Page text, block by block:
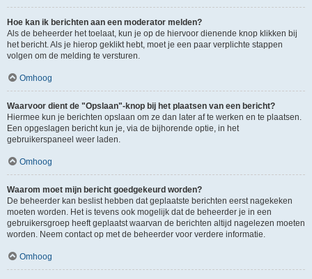
Hoe kan ik berichten aan een moderator melden?
Als de beheerder het toelaat, kun je op de hiervoor dienende knop klikken bij
het bericht. Als je hierop geklikt hebt, moet je een paar verplichte stappen
volgen om de melding te versturen.
Omhoog
Waarvoor dient de "Opslaan"-knop bij het plaatsen van een bericht?
Hiermee kun je berichten opslaan om ze dan later af te werken en te plaatsen.
Een opgeslagen bericht kun je, via de bijhorende optie, in het
gebruikerspaneel weer laden.
Omhoog
Waarom moet mijn bericht goedgekeurd worden?
De beheerder kan beslist hebben dat geplaatste berichten eerst nagekeken
moeten worden. Het is tevens ook mogelijk dat de beheerder je in een
gebruikersgroep heeft geplaatst waarvan de berichten altijd nagelezen moeten
worden. Neem contact op met de beheerder voor verdere informatie.
Omhoog